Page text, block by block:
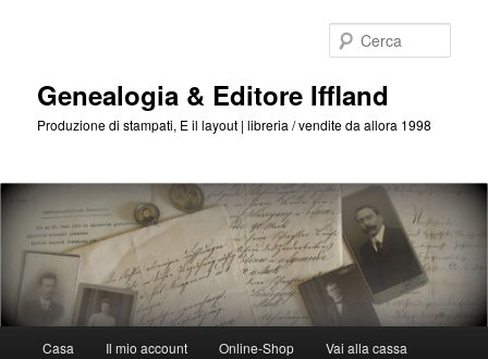
Genealogia & Editore Iffland
Produzione di stampati, E il layout | libreria / vendite da allora 1998
Casa Il mio account Online-Shop Vai alla cassa